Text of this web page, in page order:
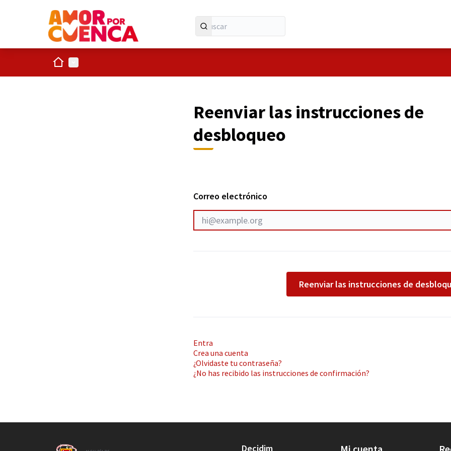
InicioMenú principal
Reenviar las instrucciones de
desbloqueo
Correo electrónico
Reenviar las instrucciones de
Entra
Crea una cuenta
¿Olvidaste tu contraseña?
¿No has recibido las instrucciones de confirmación?
Decidim